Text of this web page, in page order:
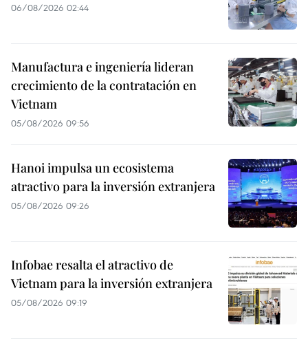
06/08/2026 02:44
Manufactura e ingeniería lideran
crecimiento de la contratación en
Vietnam
05/08/2026 09:56
Hanoi impulsa un ecosistema
atractivo para la inversión extranjera
05/08/2026 09:26
Infobae resalta el atractivo de
Vietnam para la inversión extranjera
05/08/2026 09:19